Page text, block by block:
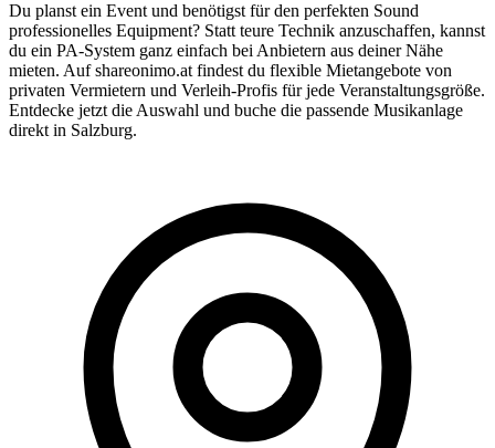
Du planst ein Event und benötigst für den perfekten Sound
professionelles Equipment? Statt teure Technik anzuschaffen, kannst
du ein PA-System ganz einfach bei Anbietern aus deiner Nähe
mieten. Auf shareonimo.at findest du flexible Mietangebote von
privaten Vermietern und Verleih-Profis für jede Veranstaltungsgröße.
Entdecke jetzt die Auswahl und buche die passende Musikanlage
direkt in Salzburg.